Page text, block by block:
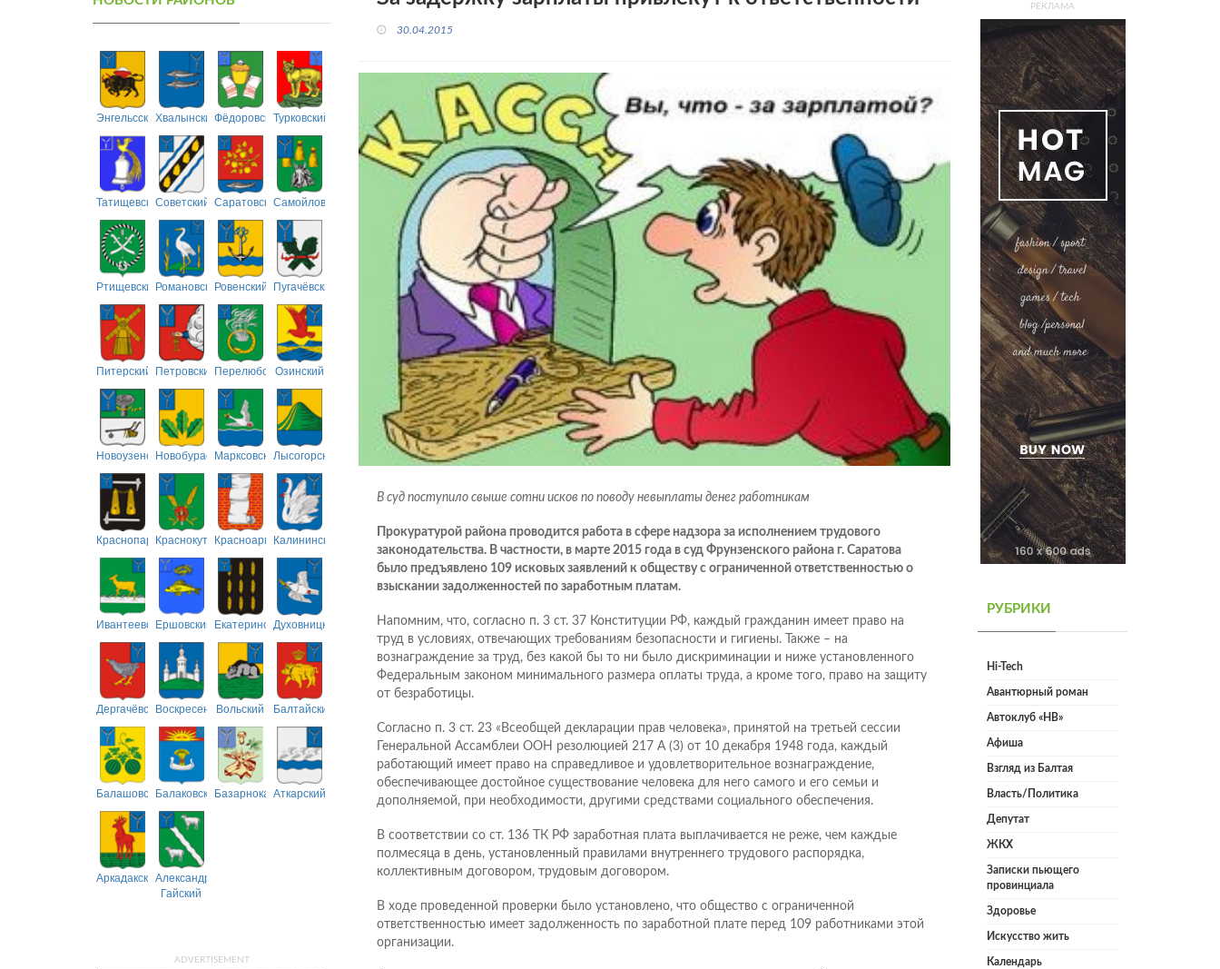
ЭнгельсскийХвалынскийФёдоровскийТурковский
ТатищевскийСоветский СаратовскийСамойловский
РтищевскийРомановскийРовенский Пугачёвский
Питерский ПетровскийПерелюбскийОзинский
НовоузенскийНовобурасскийМарксовскийЛысогорский
Краснопартизанский
КраснокутскийКрасноармейский
Калининский
ИвантеевскийЕршовский ЕкатериновскийДуховницкий
ДергачёвскийВоскресенскийВольский Балтайский
БалашовскийБалаковскийБазарнокарабулакский
Аткарский
АркадакскийАлександрово-
Гайский
ADVERTISEMENT
30.04.2015
В суд поступило свыше сотни исков по поводу невыплаты денег работникам
Прокуратурой района проводится работа в сфере надзора за исполнением трудового
законодательства. В частности, в марте 2015 года в суд Фрунзенского района г. Саратова
было предъявлено 109 исковых заявлений к обществу с ограниченной ответственностью о
взыскании задолженностей по заработным платам.
Напомним, что, согласно п. 3 ст. 37 Конституции РФ, каждый гражданин имеет право на
труд в условиях, отвечающих требованиям безопасности и гигиены. Также – на
вознаграждение за труд, без какой бы то ни было дискриминации и ниже установленного
Федеральным законом минимального размера оплаты труда, а кроме того, право на защиту
от безработицы.
Согласно п. 3 ст. 23 «Всеобщей декларации прав человека», принятой на третьей сессии
Генеральной Ассамблеи ООН резолюцией 217 А (3) от 10 декабря 1948 года, каждый
работающий имеет право на справедливое и удовлетворительное вознаграждение,
обеспечивающее достойное существование человека для него самого и его семьи и
дополняемой, при необходимости, другими средствами социального обеспечения.
В соответствии со ст. 136 ТК РФ заработная плата выплачивается не реже, чем каждые
полмесяца в день, установленный правилами внутреннего трудового распорядка,
коллективным договором, трудовым договором.
В ходе проведенной проверки было установлено, что общество с ограниченной
ответственностью имеет задолженность по заработной плате перед 109 работниками этой
организации.
РЕКЛАМА
РУБРИКИ
Hi-Tech
Авантюрный роман
Автоклуб «НВ»
Афиша
Взгляд из Балтая
Власть/Политика
Депутат
ЖКХ
Записки пьющего
провинциала
Здоровье
Искусство жить
Календарь